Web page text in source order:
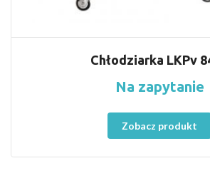
Chłodziarka LKPv
Na zapytanie
Zobacz produkt